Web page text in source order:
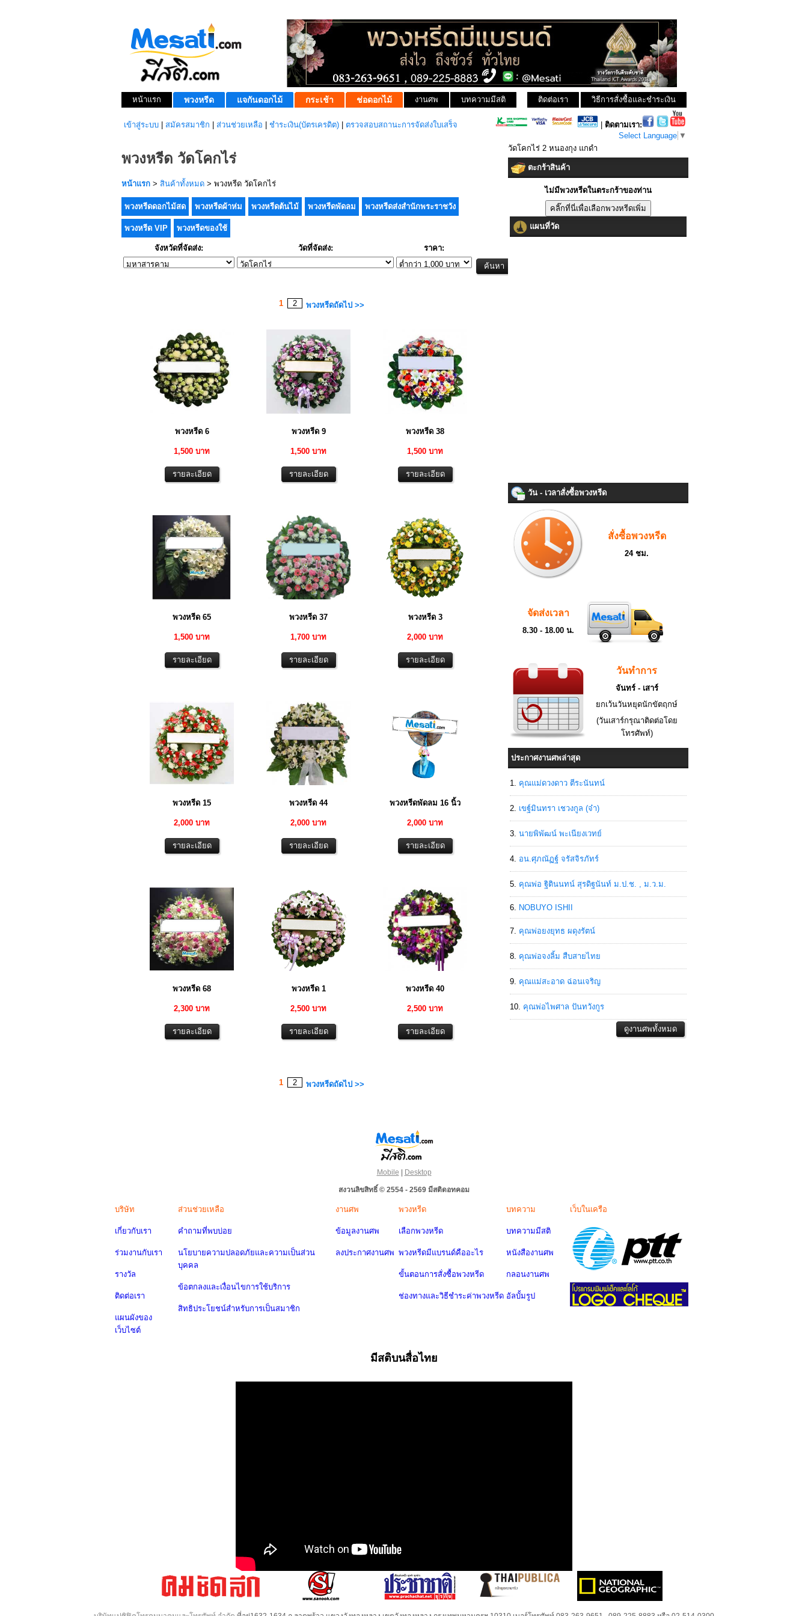
หน้าแรก พวงหรีด แจกันดอกไม้ กระเช้า ช่อดอกไม้ งานศพ บทความมีสติ วิธีการสั่งซื้อและชำระเงิน
ติดต่อเรา
เข้าสู่ระบบ สมัครสมาชิก ส่วนช่วยเหลือ ชำระเงิน(บัตรเครดิต) ตรวจสอบสถานะการจัดส่งใบเสร็จ
ติดตามเรา:
Select Language ▼
พวงหรีด วัดโคกไร่
หน้าแรก > สินค้าทั้งหมด > พวงหรีด วัดโคกไร่
พวงหรีดดอกไม้สด พวงหรีดผ้าห่ม พวงหรีดต้นไม้ พวงหรีดพัดลม พวงหรีดส่งสำนักพระราชวัง
พวงหรีด VIP พวงหรีดของใช้
จังหวัดที่จัดส่ง: วัดที่จัดส่ง: ราคา:
1 2 พวงหรีดถัดไป >>
พวงหรีด 6
1,500 บาท
พวงหรีด 9
1,500 บาท
พวงหรีด 38
1,500 บาท
พวงหรีด 65
1,500 บาท
พวงหรีด 37
1,700 บาท
พวงหรีด 3
2,000 บาท
พวงหรีด 15
2,000 บาท
พวงหรีด 44
2,000 บาท
พวงหรีดพัดลม 16 นิ้ว
2,000 บาท
พวงหรีด 68
2,300 บาท
พวงหรีด 1
2,500 บาท
พวงหรีด 40
2,500 บาท
1 2 พวงหรีดถัดไป >>
วัดโคกไร่ 2 หนองกุง แกดำ
ตะกร้าสินค้า
ไม่มีพวงหรีดในตระกร้าของท่าน
แผนที่วัด
วัน - เวลาสั่งซื้อพวงหรีด
สั่งซื้อพวงหรีด
24 ชม.
จัดส่งเวลา
8.30 - 18.00 น.
วันทำการ
จันทร์ - เสาร์
ยกเว้นวันหยุดนักขัตฤกษ์
(วันเสาร์กรุณาติดต่อโดย
โทรศัพท์)
ประกาศงานศพล่าสุด
คุณแม่ดวงดาว ตีระนันทน์
เขฐ์มินทรา เชวงกูล (จ๋า)
นายพิพัฒน์ พะเนียงเวทย์
อน.ศุภณัฏฐ์ จรัสจิรภัทร์
คุณพ่อ ฐิตินนทน์ สุรดิฐนันท์ ม.ป.ช. , ม.ว.ม.
NOBUYO ISHII
คุณพ่อยงยุทธ ผดุงรัตน์
คุณพ่อจงลิ้ม สืบสายไทย
คุณแม่สะอาด ฉ่อนเจริญ
คุณพ่อไพศาล ปันทวังกูร
Mobile | Desktop
สงวนลิขสิทธิ์ © 2554 - 2569 มีสติดอทคอม
บริษัท
เกี่ยวกับเรา
ร่วมงานกับเรา
รางวัล
ติดต่อเรา
แผนผังของ
เว็บไซต์
ส่วนช่วยเหลือ
คำถามที่พบบ่อย
นโยบายความปลอดภัยและความเป็นส่วน
บุคคล
ข้อตกลงและเงื่อนไขการใช้บริการ
สิทธิประโยชน์สำหรับการเป็นสมาชิก
งานศพ
ข้อมูลงานศพ
ลงประกาศงานศพ
พวงหรีด
เลือกพวงหรีด
พวงหรีดมีแบรนด์คืออะไร
ขั้นตอนการสั่งซื้อพวงหรีด
ช่องทางและวิธีชำระค่าพวงหรีด
บทความ
บทความมีสติ
หนังสืองานศพ
กลอนงานศพ
อัลบั้มรูป
เว็บในเครือ
มีสติบนสื่อไทย